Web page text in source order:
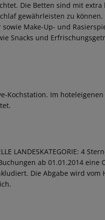
Die Betten sind mit extra
gewährleisten zu
Make-Up- und
Snacks und
Kochstation. Im
LANDESKATEGORIE: 4
ab 01.01.2014 eine
Die Abgabe wird vom